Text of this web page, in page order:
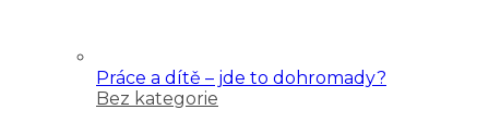
Práce a dítě – jde to dohromady?
Bez kategorie